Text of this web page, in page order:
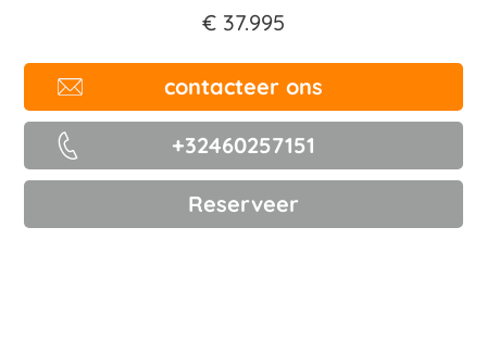
€ 37.995
contacteer ons
+32460257151
Reserveer